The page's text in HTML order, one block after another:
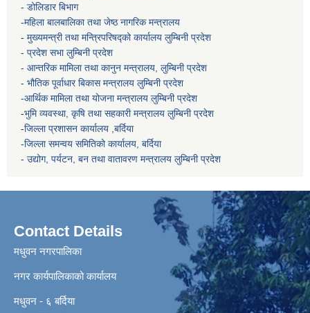
- डोलिडार बिभाग
-महिला बालबालिका तथा जेष्ठ नागरिक मन्त्रालय
- मुख्यमन्त्री तथा मन्त्रिपरिषद्को कार्यालय लुम्बिनी प्रदेश
- प्रदेश सभा लुम्बिनी प्रदेश
- आन्तरिक मामिला तथा कानुन मन्त्रालय, लुम्बिनी प्रदेश
- भौतिक पूर्वाधार बिकास मन्त्रालय लुम्बिनी प्रदेश
-आर्थिक मामिला तथा योजना मन्त्रालय लुम्बिनी प्रदेश
-भुमि व्यवस्था, कृषि तथा सहकारी मन्त्रालय लुम्बिनी प्रदेश
-जिल्ला प्रशासन कार्यालय ,बर्दिया
-जिल्ला समन्वय समितिको कार्यालय, बर्दिया
- उद्योग, पर्यटन, बन तथा वातावरण मन्त्रालय लुम्बिनी प्रदेश
Contact Details
मधुवन नगरपालिका
नगर कार्यपालिकाको कार्यालय
मधुवन - ६ बर्दिया